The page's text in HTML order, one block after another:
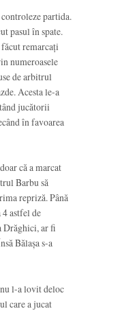
partida.
pasul în spate.
remarcați
numeroasele
de arbitrul
Acesta le-a
jucătorii
în favoarea
că a marcat
Barbu să
repriză. Până
astfel de
Drăghici, ar fi
Bălașa s-a
l-a lovit deloc
care a jucat